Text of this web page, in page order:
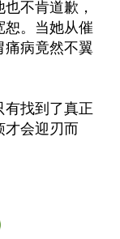
不肯道歉，
恕。当她从催
痛病竟然不翼
有找到了真正
才会迎刃而